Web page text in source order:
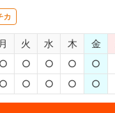
カ
月 火 水 木 金
○ ○ ○ ○ ○
○ ○ ○ ○ ○